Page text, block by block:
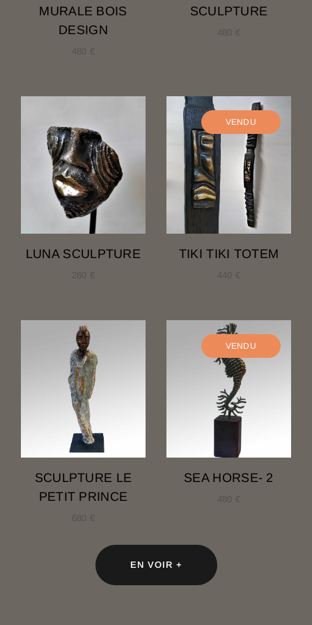
MURALE BOIS
DESIGN
480 €
SCULPTURE
480 €
LUNA SCULPTURE
260 €
TIKI TIKI TOTEM
440 €
SCULPTURE LE
PETIT PRINCE
680 €
SEA HORSE- 2
480 €
EN VOIR +